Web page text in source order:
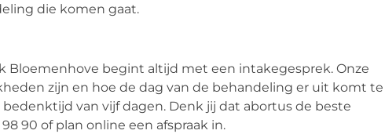
die komen gaat.
Bloemenhove begint altijd met een intakegesprek. Onze
zijn en hoe de dag van de behandeling er uit komt te
van vijf dagen. Denk jij dat abortus de beste
90 of plan online een afspraak in.